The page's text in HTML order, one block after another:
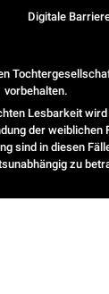
vorbehalten.
Lesbarkeit
der weiblichen
sind in diesen
zu
Digitale